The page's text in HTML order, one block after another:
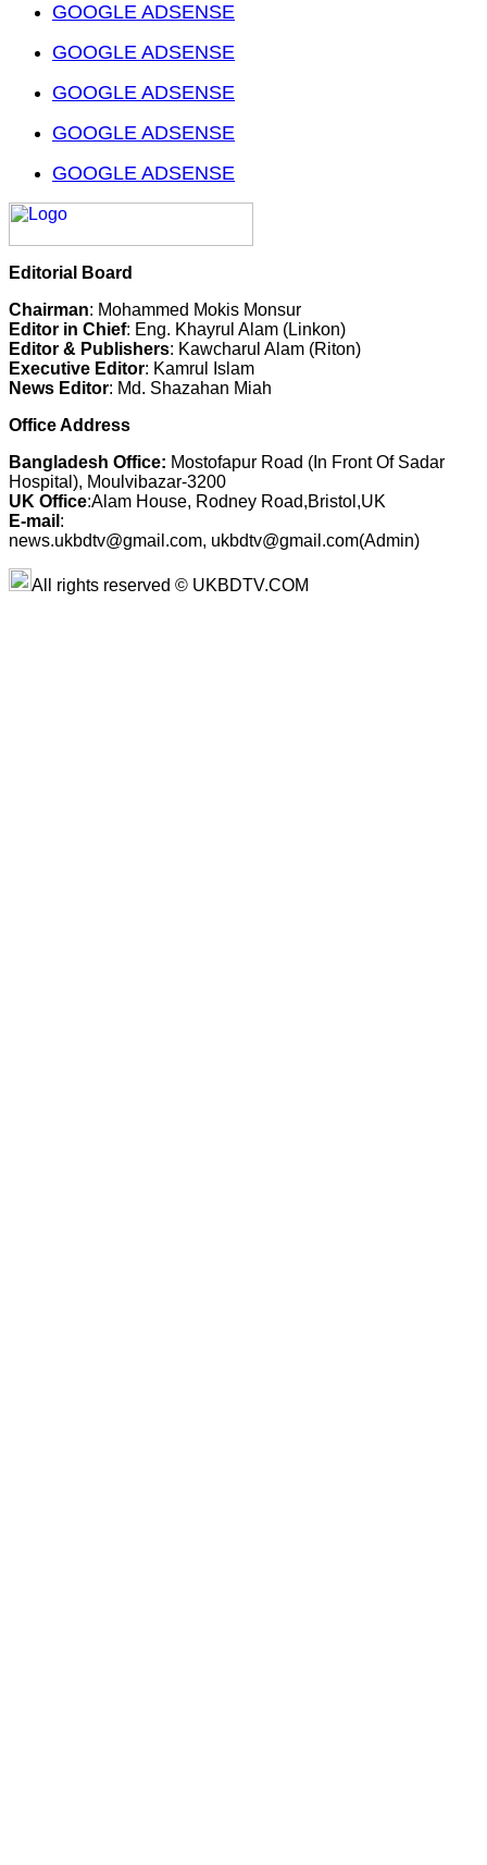
GOOGLE ADSENSE
GOOGLE ADSENSE
GOOGLE ADSENSE
GOOGLE ADSENSE
GOOGLE ADSENSE
Editorial Board
Chairman: Mohammed Mokis Monsur
Editor in Chief: Eng. Khayrul Alam (Linkon)
Editor & Publishers: Kawcharul Alam (Riton)
Executive Editor: Kamrul Islam
News Editor: Md. Shazahan Miah
Office Address
Bangladesh Office: Mostofapur Road (In Front Of Sadar
Hospital), Moulvibazar-3200
UK Office:Alam House, Rodney Road,Bristol,UK
E-mail :
news.ukbdtv@gmail.com, ukbdtv@gmail.com(Admin)
All rights reserved © UKBDTV.COM